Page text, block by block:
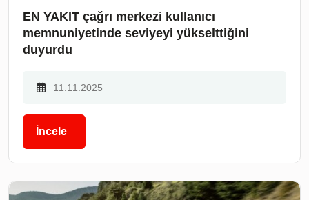
EN YAKIT çağrı merkezi kullanıcı
memnuniyetinde seviyeyi yükselttiğini
duyurdu
11.11.2025
İncele